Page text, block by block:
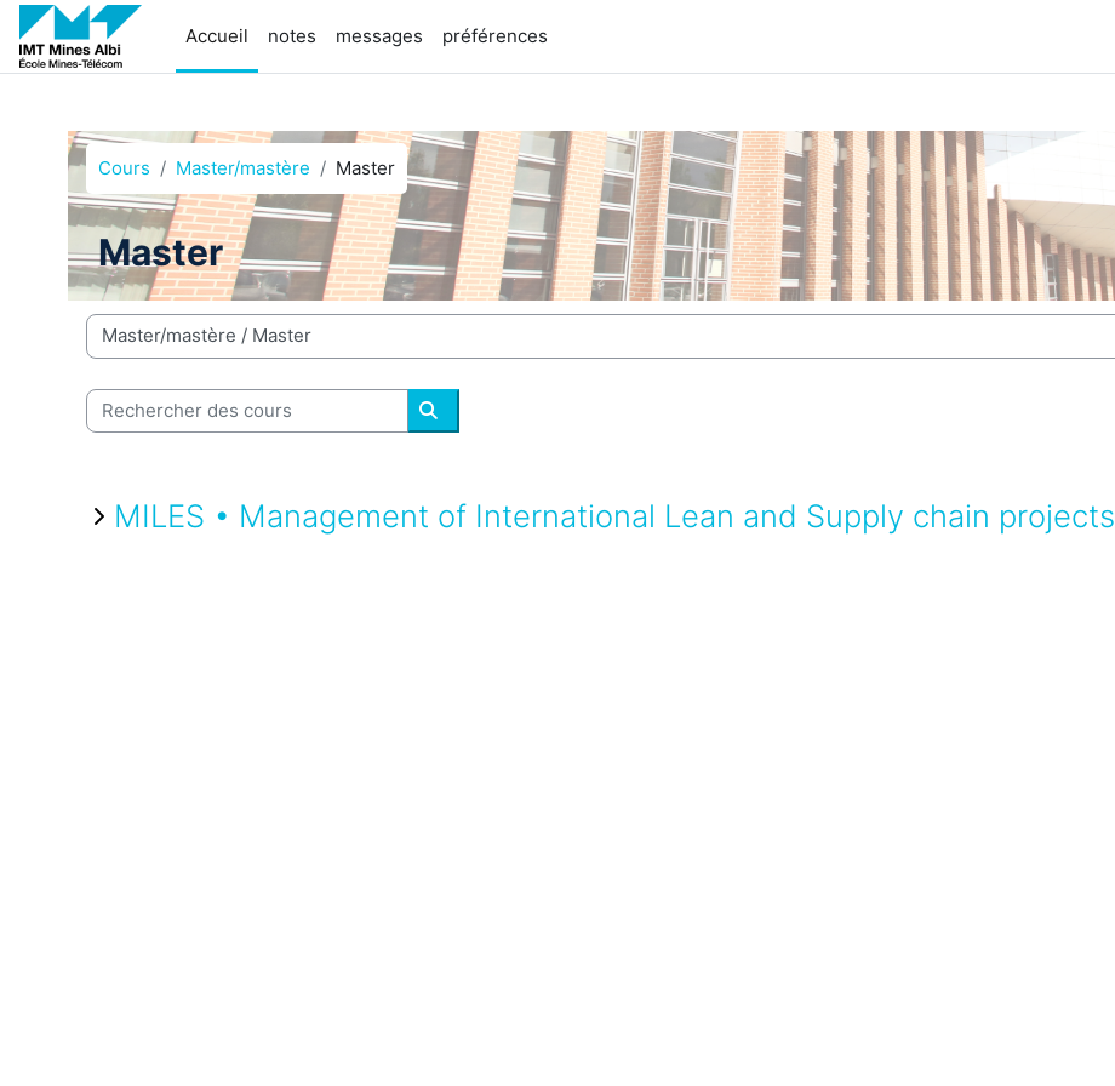
Passer au contenu principal
Accueil
notes messages préférences
Cours Master/mastère Master
Master
Catégories de cours
Rechercher des cours
Rechercher des cours
MILES • Management of International Lean and Supply chain projects